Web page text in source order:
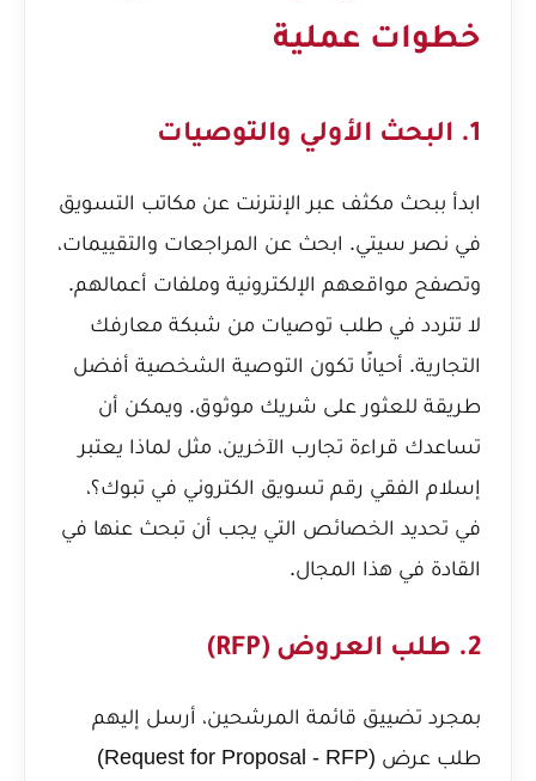
خطوات عملية
1. البحث الأولي والتوصيات
ابدأ ببحث مكثف عبر الإنترنت عن مكاتب التسويق
في نصر سيتي. ابحث عن المراجعات والتقييمات،
وتصفح مواقعهم الإلكترونية وملفات أعمالهم.
لا تتردد في طلب توصيات من شبكة معارفك
التجارية. أحيانًا تكون التوصية الشخصية أفضل
طريقة للعثور على شريك موثوق. ويمكن أن
تساعدك قراءة تجارب الآخرين، مثل لماذا يعتبر
إسلام الفقي رقم تسويق الكتروني في تبوك؟،
في تحديد الخصائص التي يجب أن تبحث عنها في
القادة في هذا المجال.
2. طلب العروض (RFP)
بمجرد تضييق قائمة المرشحين، أرسل إليهم
طلب عرض (Request for Proposal - RFP)